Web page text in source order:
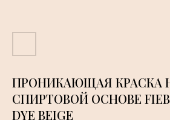
ПРОНИКАЮЩАЯ КРАСКА
СПИРТОВОЙ ОСНОВЕ
DYE BEIGE